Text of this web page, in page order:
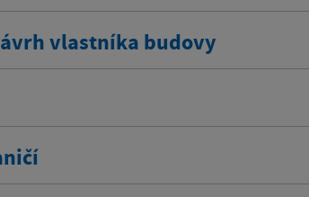
vlastníka budovy